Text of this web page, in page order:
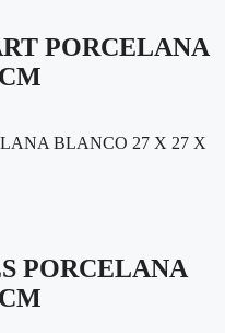
PORCELANA
PORCELANA